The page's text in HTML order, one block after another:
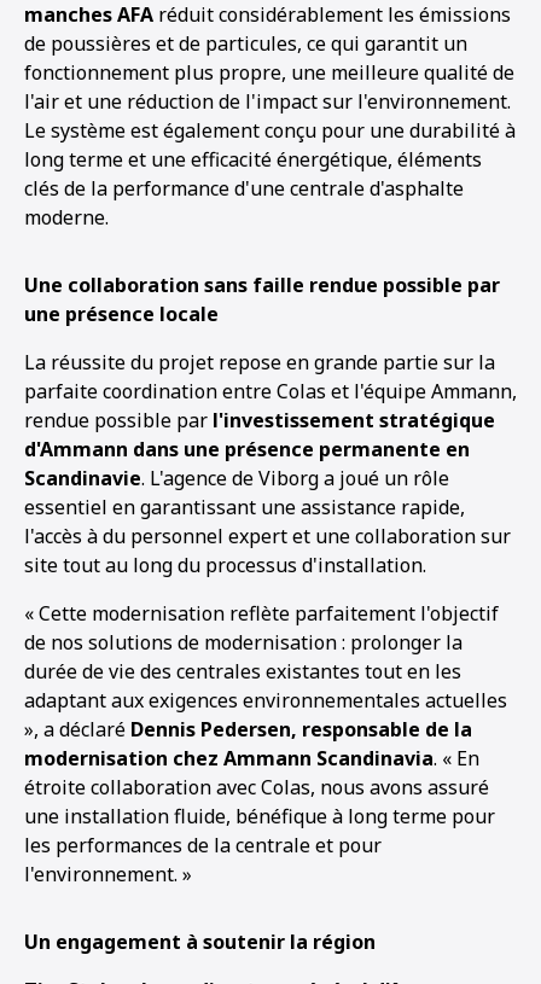
manches AFA réduit considérablement les émissions
de poussières et de particules, ce qui garantit un
fonctionnement plus propre, une meilleure qualité de
l'air et une réduction de l'impact sur l'environnement.
Le système est également conçu pour une durabilité à
long terme et une efficacité énergétique, éléments
clés de la performance d'une centrale d'asphalte
moderne.
Une collaboration sans faille rendue possible par
une présence locale
La réussite du projet repose en grande partie sur la
parfaite coordination entre Colas et l'équipe Ammann,
rendue possible par l'investissement stratégique
d'Ammann dans une présence permanente en
Scandinavie. L'agence de Viborg a joué un rôle
essentiel en garantissant une assistance rapide,
l'accès à du personnel expert et une collaboration sur
site tout au long du processus d'installation.
« Cette modernisation reflète parfaitement l'objectif
de nos solutions de modernisation : prolonger la
durée de vie des centrales existantes tout en les
adaptant aux exigences environnementales actuelles
», a déclaré Dennis Pedersen, responsable de la
modernisation chez Ammann Scandinavia. « En
étroite collaboration avec Colas, nous avons assuré
une installation fluide, bénéfique à long terme pour
les performances de la centrale et pour
l'environnement. »
Un engagement à soutenir la région